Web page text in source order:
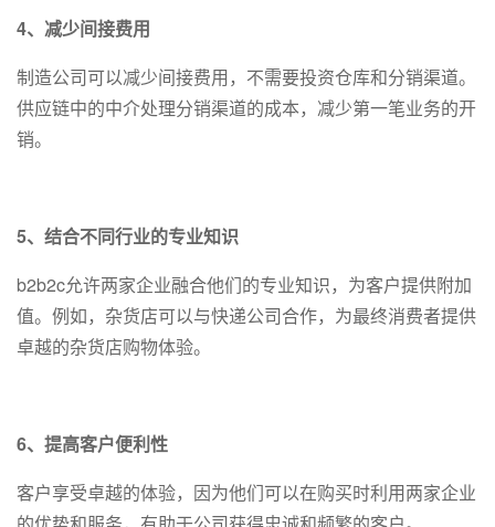
4、减少间接费用
制造公司可以减少间接费用，不需要投资仓库和分销渠道。
供应链中的中介处理分销渠道的成本，减少第一笔业务的开
销。
5、结合不同行业的专业知识
b2b2c允许两家企业融合他们的专业知识，为客户提供附加
值。例如，杂货店可以与快递公司合作，为最终消费者提供
卓越的杂货店购物体验。
6、提高客户便利性
客户享受卓越的体验，因为他们可以在购买时利用两家企业